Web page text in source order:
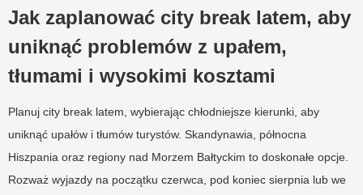
Jak zaplanować city break latem, aby
uniknąć problemów z upałem,
tłumami i wysokimi kosztami
Planuj city break latem, wybierając chłodniejsze kierunki, aby
uniknąć upałów i tłumów turystów. Skandynawia, północna
Hiszpania oraz regiony nad Morzem Bałtyckim to doskonałe opcje.
Rozważ wyjazdy na początku czerwca, pod koniec sierpnia lub we